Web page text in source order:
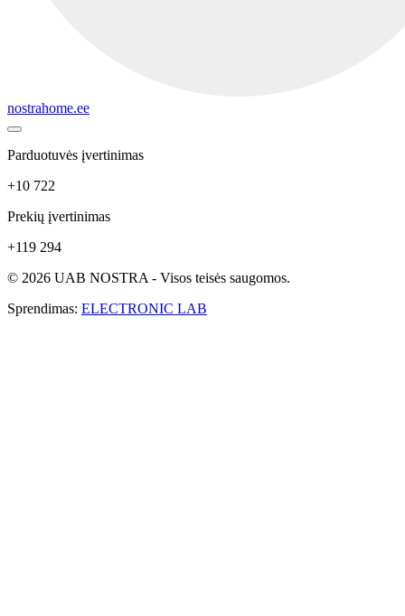
nostrahome.ee
Parduotuvės įvertinimas
+10 722
Prekių įvertinimas
+119 294
© 2026 UAB NOSTRA - Visos teisės saugomos.
Sprendimas: ELECTRONIC LAB